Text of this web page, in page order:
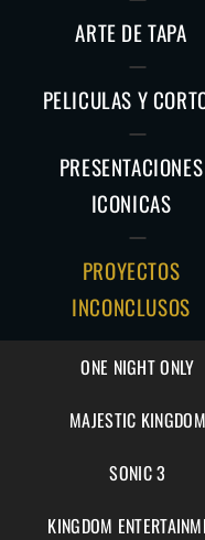
ARTE DE TAPA
PELICULAS Y
PRESENTACIONES
ICONICAS
PROYECTOS
INCONCLUSOS
ONE NIGHT ONLY
MAJESTIC KINGDOM
SONIC 3
KINGDOM